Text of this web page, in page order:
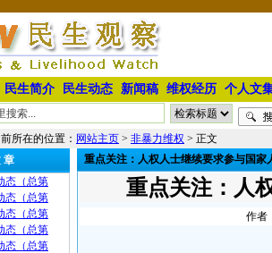
民生简介 民生动态 新闻稿 维权经历 个人文
所在的位置： 网站主页 > 非暴力维权 > 正文
章
态（总第
态（总第
态（总第
态（总第
态（总第
重点关注：人权人士继续要求参与国家
重点关注：人
作者